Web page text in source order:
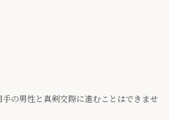
の男性と真剣交際に進むことはできませ